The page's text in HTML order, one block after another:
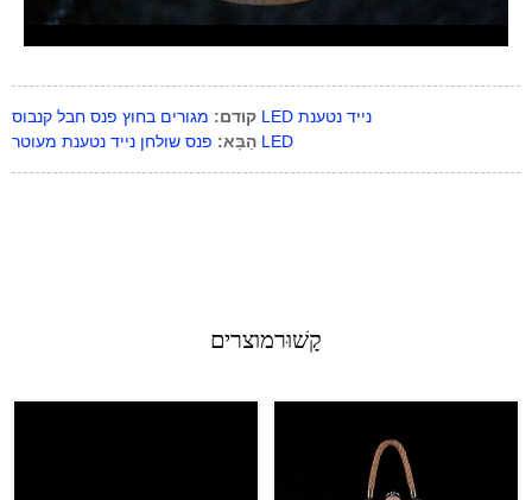
קודם:
מגורים בחוץ פנס חבל קנבוס LED נייד נטענת
הַבָּא: פנס שולחן נייד נטענת מעוטר LED
קָשׁוּרמוצרים